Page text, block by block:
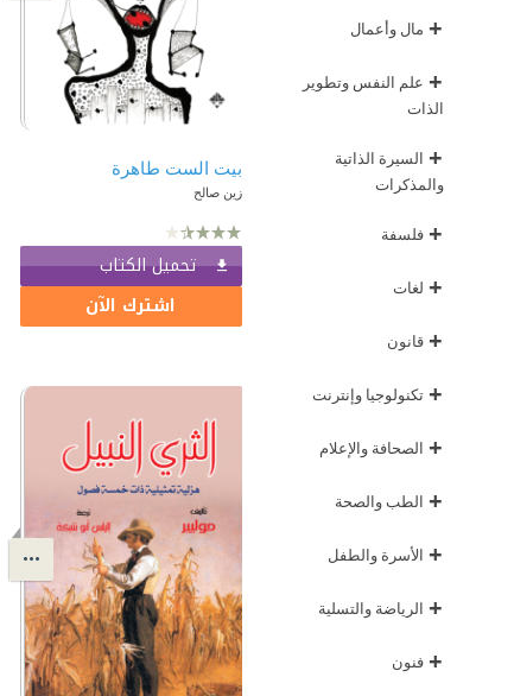
+ مال وأعمال
+ علم النفس وتطوير
الذات
+ السيرة الذاتية
والمذكرات
+ فلسفة
+ لغات
+ قانون
+ تكنولوجيا وإنترنت
+ الصحافة والإعلام
+ الطب والصحة
+ الأسرة والطفل
+ الرياضة والتسلية
+ فنون
بيت الست طاهرة
زين صالح
تحميل الكتاب
اشترك الآن